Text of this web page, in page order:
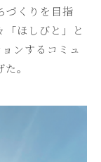
づくりを目指
ほしびと」と
ンするコミュ
。